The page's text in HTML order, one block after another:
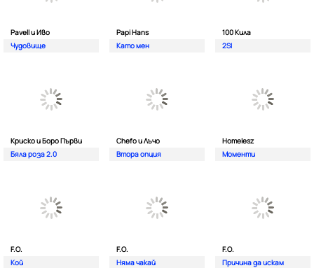
Pavell и Иво
Чудовище
Papi Hans
Като мен
100 Кила
2SI
Криско и Боро Първи
Бяла роза 2.0
Chefo и Лъчо
Втора опция
Homelesz
Моменти
F.O.
Кой
F.O.
Няма чакай
F.O.
Причина да искам